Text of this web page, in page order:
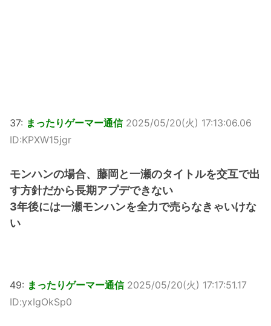
37: まったりゲーマー通信 2025/05/20(火) 17:13:06.06
ID:KPXW15jgr
モンハンの場合、藤岡と一瀬のタイトルを交互で出
す方針だから長期アプデできない
3年後には一瀬モンハンを全力で売らなきゃいけな
い
49: まったりゲーマー通信 2025/05/20(火) 17:17:51.17
ID:yxIgOkSp0